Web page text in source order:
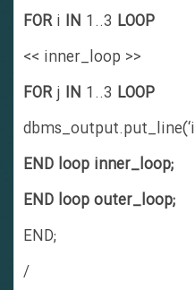
FORiIN1..3LOOP
<< inner_loop >>
FORjIN1..3LOOP
END loop inner_loop;
END loop outer_loop;
END;